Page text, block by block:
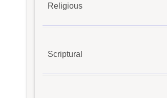
Religious
Scriptural